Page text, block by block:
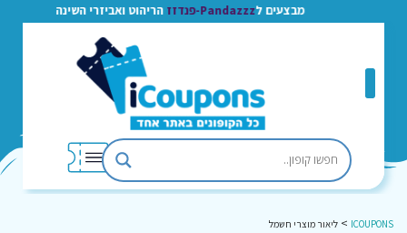
מבצעים ל Pandazzz-פנדזז הריהוט ואביזרי השינה
ICOUPONS
> ליאור מוצרי חשמל